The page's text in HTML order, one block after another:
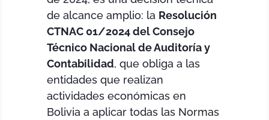
de alcance amplio: la Resolución
CTNAC 01/2024 del Consejo
Técnico Nacional de Auditoría y
Contabilidad, que obliga a las
entidades que realizan
actividades económicas en
Bolivia a aplicar todas las Normas